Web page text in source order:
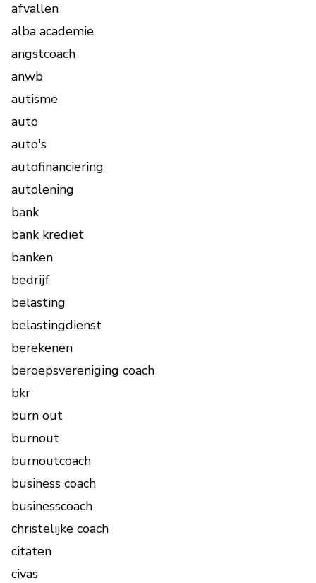
afvallen
alba academie
angstcoach
anwb
autisme
auto
auto's
autofinanciering
autolening
bank
bank krediet
banken
bedrijf
belasting
belastingdienst
berekenen
beroepsvereniging coach
bkr
burn out
burnout
burnoutcoach
business coach
businesscoach
christelijke coach
citaten
civas